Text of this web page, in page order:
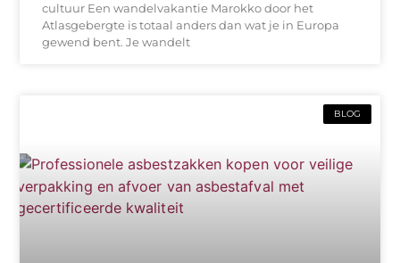
cultuur Een wandelvakantie Marokko door het
Atlasgebergte is totaal anders dan wat je in Europa
gewend bent. Je wandelt
BLOG